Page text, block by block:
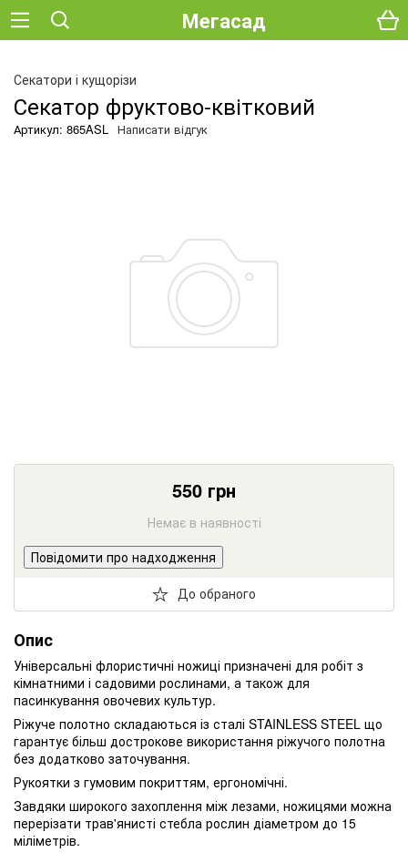
Мегасад
Секатори і кущорізи
Секатор фруктово-квітковий
Артикул: 865ASL Написати відгук
550 грн
Немає в наявності
Повідомити про надходження
До обраного
Опис
Універсальні флористичні ножиці призначені для робіт з
кімнатними і садовими рослинами, а також для
пасинкування овочевих культур.
Ріжуче полотно складаються із сталі STAINLESS STEEL що
гарантує більш дострокове використання ріжучого полотна
без додатково заточування.
Рукоятки з гумовим покриттям, ергономічні.
Завдяки широкого захоплення між лезами, ножицями можна
перерізати трав'янисті стебла рослин діаметром до 15
міліметрів.